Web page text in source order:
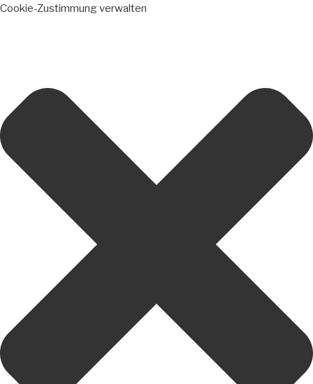
Cookie-Zustimmung verwalten